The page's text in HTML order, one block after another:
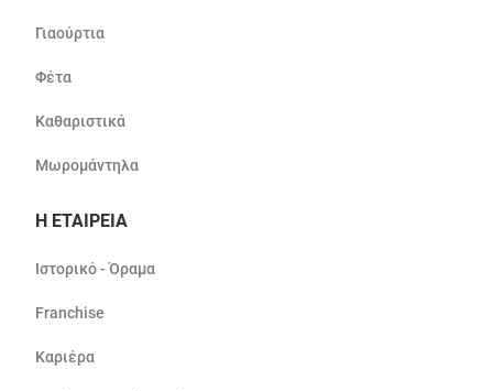
Γιαούρτια
Φέτα
Καθαριστικά
Μωρομάντηλα
Η ΕΤΑΙΡΕΙΑ
Ιστορικό - Όραμα
Franchise
Καριέρα